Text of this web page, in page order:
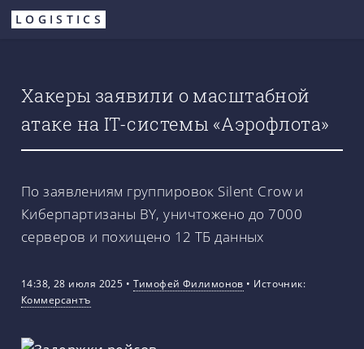
Перейти
LOGISTICS
Хакеры заявили о масштабной
атаке на IT-системы «Аэрофлота»
По заявлениям группировок Silent Crow и
Киберпартизаны BY, уничтожено до 7000
серверов и похищено 12 ТБ данных
14:38, 28 июля 2025 • Тимофей Филимонов • Источник:
Коммерсантъ